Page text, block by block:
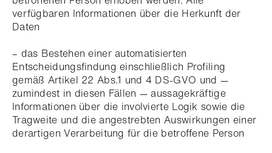
verfügbaren Informationen über die Herkunft der
Daten
– das Bestehen einer automatisierten
Entscheidungsfindung einschließlich Profiling
gemäß Artikel 22 Abs.1 und 4 DS-GVO und —
zumindest in diesen Fällen — aussagekräftige
Informationen über die involvierte Logik sowie die
Tragweite und die angestrebten Auswirkungen einer
derartigen Verarbeitung für die betroffene Person